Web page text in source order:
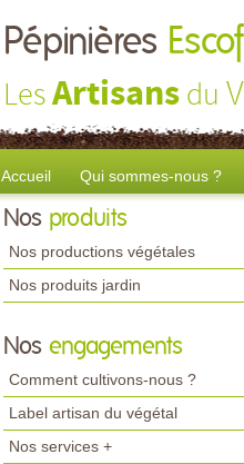
Pépinières
LesArtisans du
Accueil Qui sommes-nous ?
Nos produits
Nos productions végétales
Nos produits jardin
Nos engagements
Comment cultivons-nous ?
Label artisan du végétal
Nos services +